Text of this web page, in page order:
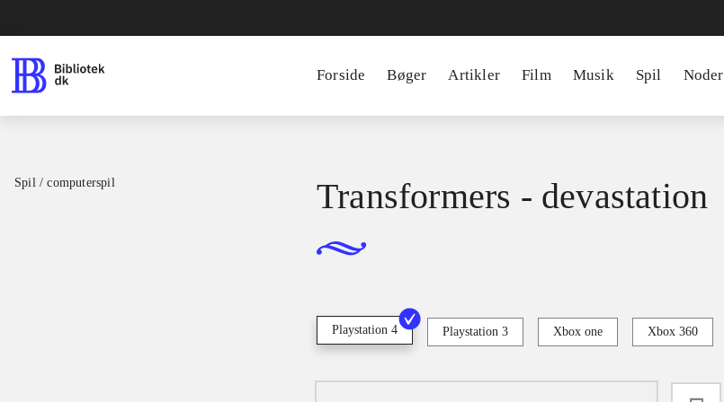
Forside Bøger Artikler Film Musik Spil Noder
Spil / computerspil Transformers - devastation
Playstation 4 Playstation 3 Xbox one Xbox 360